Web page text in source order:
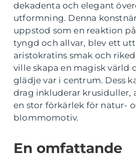
dekadenta och elegant
utformning. Denna
uppstod som en reaktion
tyngd och allvar, blev ett
aristokratins smak och
ville skapa en magisk värld
glädje var i centrum. Dess
drag inkluderar krusiduller,
en stor förkärlek för natur-
blommomotiv.
En omfattande